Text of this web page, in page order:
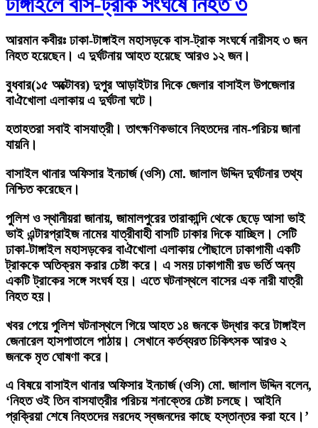
আরমান কবীরঃ ঢাকা-টাঙ্গাইল মহাসড়কে বাস-ট্রাক সংঘর্ষে নারীসহ ৩ জন
নিহত হয়েছেন। এ দুর্ঘটনায় আহত হয়েছে আরও ১২ জন।
বুধবার(১৫ অক্টোবর) দুপুর আড়াইটার দিকে জেলার বাসাইল উপজেলার
বাঐখোলা এলাকায় এ দুর্ঘটনা ঘটে।
হতাহতরা সবাই বাসযাত্রী। তাৎক্ষণিকভাবে নিহতদের নাম-পরিচয় জানা
যায়নি।
বাসাইল থানার অফিসার ইনচার্জ (ওসি) মো. জালাল উদ্দিন দুর্ঘটনার তথ্য
নিশ্চিত করেছেন।
পুলিশ ও স্থানীয়রা জানায়, জামালপুরের তারাকান্দি থেকে ছেড়ে আসা ভাই
ভাই এন্টারপ্রাইজ নামের যাত্রীবাহী বাসটি ঢাকার দিকে যাচ্ছিল। সেটি
ঢাকা-টাঙ্গাইল মহাসড়কের বাঐখোলা এলাকায় পৌছালে ঢাকাগামী একটি
ট্রাককে অতিক্রম করার চেষ্টা করে। এ সময় ঢাকাগামী রড ভর্তি অন্য
একটি ট্রাকের সঙ্গে সংঘর্ষ হয়। এতে ঘটনাস্থলে বাসের এক নারী যাত্রী
নিহত হয়।
খবর পেয়ে পুলিশ ঘটনাস্থলে গিয়ে আহত ১৪ জনকে উদ্ধার করে টাঙ্গাইল
জেনারেল হাসপাতালে পাঠায়। সেখানে কর্তব্যরত চিকিৎসক আরও ২
জনকে মৃত ঘোষণা করে।
এ বিষয়ে বাসাইল থানার অফিসার ইনচার্জ (ওসি) মো. জালাল উদ্দিন বলেন,
‘নিহত ওই তিন বাসযাত্রীর পরিচয় শনাক্তের চেষ্টা চলছে। আইনি
প্রক্রিয়া শেষে নিহতদের মরদেহ স্বজনদের কাছে হস্তান্তর করা হবে।’